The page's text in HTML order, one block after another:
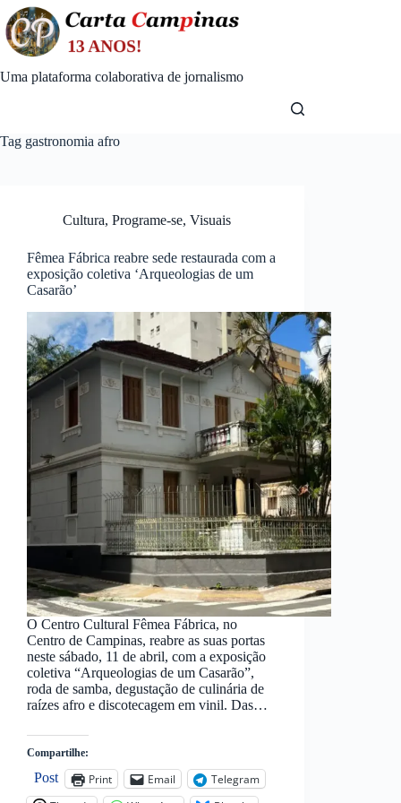
Skip
to
content
Uma plataforma colaborativa de jornalismo
Tag gastronomia afro
Cultura, Programe-se, Visuais
Fêmea Fábrica reabre sede restaurada com a
exposição coletiva ‘Arqueologias de um
Casarão’
O Centro Cultural Fêmea Fábrica, no
Centro de Campinas, reabre as suas portas
neste sábado, 11 de abril, com a exposição
coletiva “Arqueologias de um Casarão”,
roda de samba, degustação de culinária de
raízes afro e discotecagem em vinil. Das…
Compartilhe:
Post Print Email
Telegram